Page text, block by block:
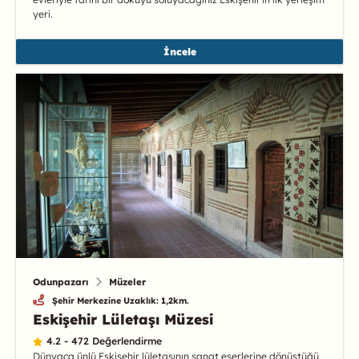
yeri.
İncele
Odunpazarı Müzeler
Şehir Merkezine Uzaklık: 1,2km.
Eskişehir Lületaşı Müzesi
4.2 - 472 Değerlendirme
Dünyaca ünlü Eskişehir lületaşının sanat eserlerine dönüştüğü,